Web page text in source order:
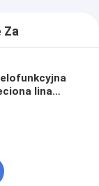
Za
lina